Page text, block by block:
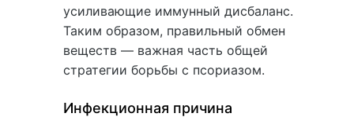
усиливающие иммунный дисбаланс.
Таким образом, правильный обмен
веществ — важная часть общей
стратегии борьбы с псориазом.
Инфекционная причина